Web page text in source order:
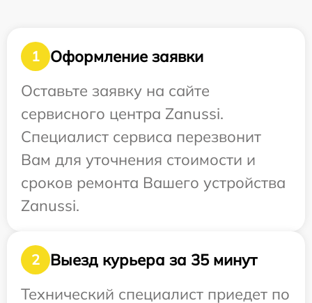
1
Оформление заявки
Оставьте заявку на сайте
сервисного центра Zanussi.
Специалист сервиса перезвонит
Вам для уточнения стоимости и
сроков ремонта Вашего устройства
Zanussi.
2
Выезд курьера за 35 минут
Технический специалист приедет по